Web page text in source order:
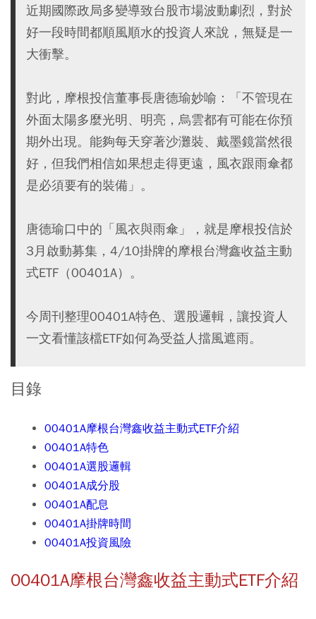
近期國際政局多變導致台股市場波動劇烈，對於
好一段時間都順風順水的投資人來說，無疑是一
大衝擊。
對此，摩根投信董事長唐德瑜妙喻：「不管現在
外面太陽多麼光明、明亮，烏雲都有可能在你預
期外出現。能夠每天穿著沙灘裝、戴墨鏡當然很
好，但我們相信如果想走得更遠，風衣跟雨傘都
是必須要有的裝備」。
唐德瑜口中的「風衣與雨傘」，就是摩根投信於
3月啟動募集，4/10掛牌的摩根台灣鑫收益主動
式ETF（00401A）。
今周刊整理00401A特色、選股邏輯，讓投資人
一文看懂該檔ETF如何為受益人擋風遮雨。
目錄
00401A摩根台灣鑫收益主動式ETF介紹
00401A特色
00401A選股邏輯
00401A成分股
00401A配息
00401A掛牌時間
00401A投資風險
00401A摩根台灣鑫收益主動式ETF介紹